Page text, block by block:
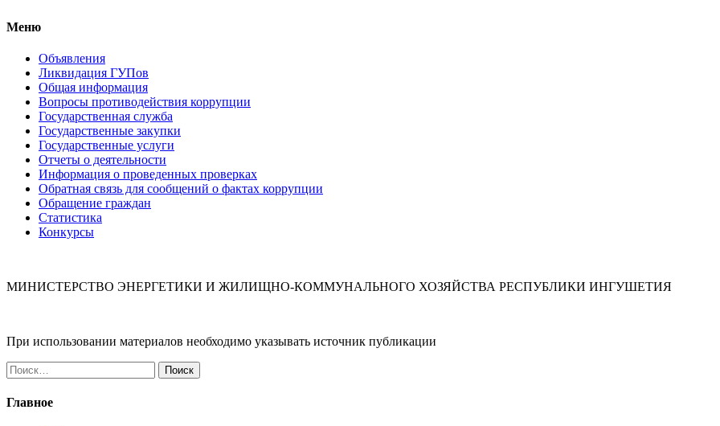
Меню
Объявления
Ликвидация ГУПов
Общая информация
Вопросы противодействия коррупции
Государственная служба
Государственные закупки
Государственные услуги
Отчеты о деятельности
Информация о проведенных проверках
Обратная связь для сообщений о фактах коррупции
Обращение граждан
Статистика
Конкурсы
МИНИСТЕРСТВО ЭНЕРГЕТИКИ И ЖИЛИЩНО-КОММУНАЛЬНОГО ХОЗЯЙСТВА РЕСПУБЛИКИ ИНГУШЕТИЯ
При использовании материалов необходимо указывать источник публикации
Найти:
Главное